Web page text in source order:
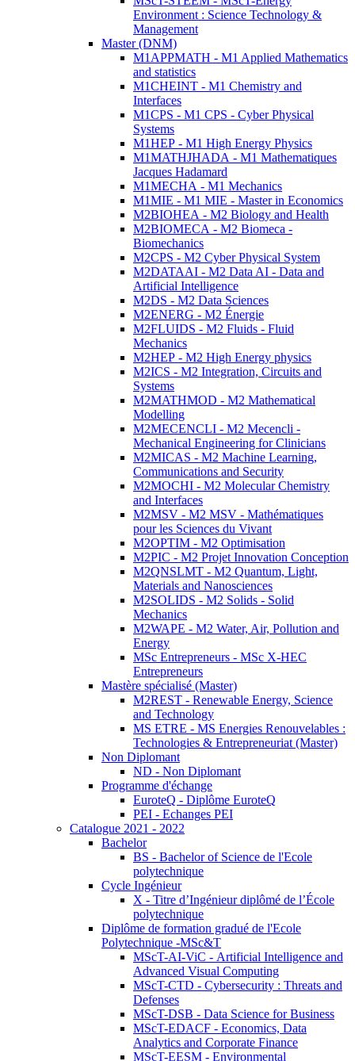
Environment : Science Technology &
Management
Master (DNM)
M1APPMATH - M1 Applied Mathematics
and statistics
M1CHEINT - M1 Chemistry and
Interfaces
M1CPS - M1 CPS - Cyber Physical
Systems
M1HEP - M1 High Energy Physics
M1MATHJHADA - M1 Mathematiques
Jacques Hadamard
M1MECHA - M1 Mechanics
M1MIE - M1 MIE - Master in Economics
M2BIOHEA - M2 Biology and Health
M2BIOMECA - M2 Biomeca -
Biomechanics
M2CPS - M2 Cyber Physical System
M2DATAAI - M2 Data AI - Data and
Artificial Intelligence
M2DS - M2 Data Sciences
M2ENERG - M2 Énergie
M2FLUIDS - M2 Fluids - Fluid
Mechanics
M2HEP - M2 High Energy physics
M2ICS - M2 Integration, Circuits and
Systems
M2MATHMOD - M2 Mathematical
Modelling
M2MECENCLI - M2 Mecencli -
Mechanical Engineering for Clinicians
M2MICAS - M2 Machine Learning,
Communications and Security
M2MOCHI - M2 Molecular Chemistry
and Interfaces
M2MSV - M2 MSV - Mathématiques
pour les Sciences du Vivant
M2OPTIM - M2 Optimisation
M2PIC - M2 Projet Innovation Conception
M2QNSLMT - M2 Quantum, Light,
Materials and Nanosciences
M2SOLIDS - M2 Solids - Solid
Mechanics
M2WAPE - M2 Water, Air, Pollution and
Energy
MSc Entrepreneurs - MSc X-HEC
Entrepreneurs
Mastère spécialisé (Master)
M2REST - Renewable Energy, Science
and Technology
MS ETRE - MS Energies Renouvelables :
Technologies & Entrepreneuriat (Master)
Non Diplomant
ND - Non Diplomant
Programme d'échange
EuroteQ - Diplôme EuroteQ
PEI - Echanges PEI
Catalogue 2021 - 2022
Bachelor
BS - Bachelor of Science de l'Ecole
polytechnique
Cycle Ingénieur
X - Titre d’Ingénieur diplômé de l’École
polytechnique
Diplôme de formation gradué de l'Ecole
Polytechnique -MSc&T
MScT-AI-ViC - Artificial Intelligence and
Advanced Visual Computing
MScT-CTD - Cybersecurity : Threats and
Defenses
MScT-DSB - Data Science for Business
MScT-EDACF - Economics, Data
Analytics and Corporate Finance
MScT-EESM - Environmental